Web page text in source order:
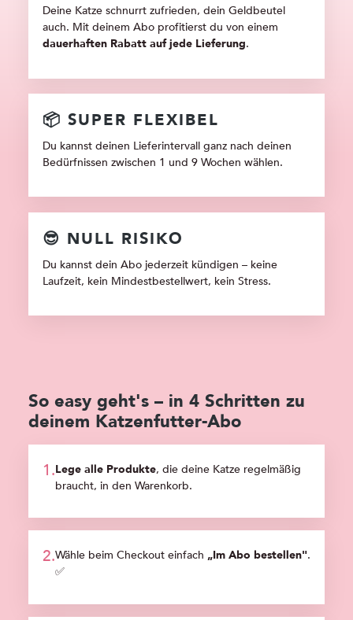
Deine Katze schnurrt zufrieden, dein Geldbeutel
auch. Mit deinem Abo profitierst du von einem
dauerhaften Rabatt auf jede Lieferung.
📦 SUPER FLEXIBEL
Du kannst deinen Lieferintervall ganz nach deinen
Bedürfnissen zwischen 1 und 9 Wochen wählen.
😎 NULL RISIKO
Du kannst dein Abo jederzeit kündigen – keine
Laufzeit, kein Mindestbestellwert, kein Stress.
So easy geht's – in 4 Schritten zu
deinem Katzenfutter‑Abo
Lege alle Produkte, die deine Katze regelmäßig
braucht, in den Warenkorb.
Wähle beim Checkout einfach „Im Abo bestellen".
✅